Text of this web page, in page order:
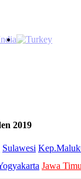
2019
Sulawesi
Jawa